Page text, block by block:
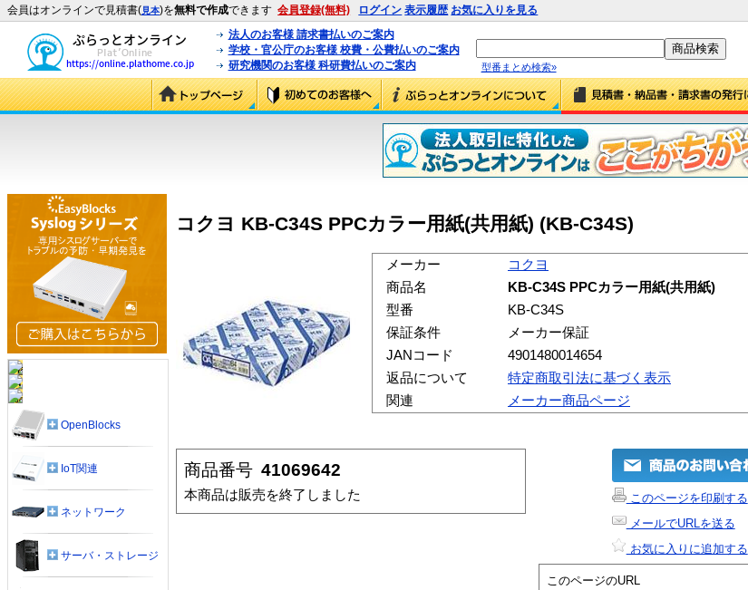
会員はオンラインで見積書(見本)を無料で作成できます 会員登録(無料) ログイン 表示履歴 お気に入りを見る
法人のお客様 請求書払いのご案内
学校・官公庁のお客様 校費・公費払いのご案内
研究機関のお客様 科研費払いのご案内
型番まとめ検索»
コクヨ KB-C34S PPCカラー用紙(共用紙) (KB-C34S)
メーカー
コクヨ
商品名
KB-C34S PPCカラー用紙(共用紙)
型番
KB-C34S
保証条件
メーカー保証
JANコード
4901480014654
返品について
特定商取引法に基づく表示
関連
メーカー商品ページ
商品番号 41069642
本商品は販売を終了しました
このページを印刷する
メールでURLを送る
お気に入りに追加する
このページのURL
OpenBlocks
IoT関連
ネットワーク
サーバ・ストレージ